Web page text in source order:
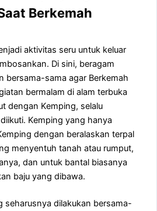
Berkemah
aktivitas seru untuk keluar
Di sini, beragam
bersama-sama agar Berkemah
bermalam di alam terbuka
dengan Kemping, selalu
Kemping yang hanya
dengan beralaskan terpal
menyentuh tanah atau rumput,
dan untuk bantal biasanya
baju yang dibawa.
seharusnya dilakukan bersama-